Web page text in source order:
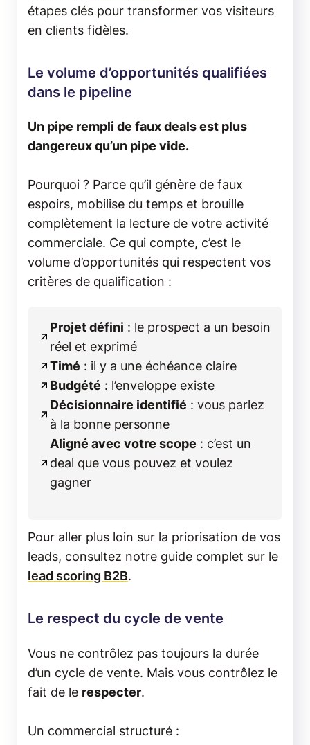
étapes clés pour transformer vos visiteurs
en clients fidèles.
Le volume d’opportunités qualifiées
dans le pipeline
Un pipe rempli de faux deals est plus
dangereux qu’un pipe vide.
Pourquoi ? Parce qu’il génère de faux
espoirs, mobilise du temps et brouille
complètement la lecture de votre activité
commerciale. Ce qui compte, c’est le
volume d’opportunités qui respectent vos
critères de qualification :
Projet défini : le prospect a un besoin
réel et exprimé
Timé : il y a une échéance claire
Budgété : l’enveloppe existe
Décisionnaire identifié : vous parlez
à la bonne personne
Aligné avec votre scope : c’est un
deal que vous pouvez et voulez
gagner
Pour aller plus loin sur la priorisation de vos
leads, consultez notre guide complet sur le
lead scoring B2B.
Le respect du cycle de vente
Vous ne contrôlez pas toujours la durée
d’un cycle de vente. Mais vous contrôlez le
fait de le respecter.
Un commercial structuré :